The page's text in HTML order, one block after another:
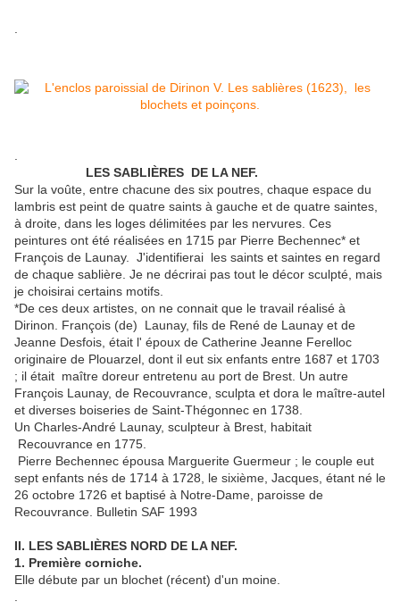
LES SABLIÈRES DE LA NEF.
Sur la voûte, entre chacune des six poutres, chaque espace du
lambris est peint de quatre saints à gauche et de quatre saintes,
à droite, dans les loges délimitées par les nervures. Ces
peintures ont été réalisées en 1715 par Pierre Bechennec* et
François de Launay. J'identifierai les saints et saintes en regard
de chaque sablière. Je ne décrirai pas tout le décor sculpté, mais
je choisirai certains motifs.
*De ces deux artistes, on ne connait que le travail réalisé à
Dirinon. François (de) Launay, fils de René de Launay et de
Jeanne Desfois, était l' époux de Catherine Jeanne Ferelloc
originaire de Plouarzel, dont il eut six enfants entre 1687 et 1703
; il était maître doreur entretenu au port de Brest. Un autre
François Launay, de Recouvrance, sculpta et dora le maître-autel
et diverses boiseries de Saint-Thégonnec en 1738.
Un Charles-André Launay, sculpteur à Brest, habitait
Recouvrance en 1775.
Pierre Bechennec épousa Marguerite Guermeur ; le couple eut
sept enfants nés de 1714 à 1728, le sixième, Jacques, étant né le
26 octobre 1726 et baptisé à Notre-Dame, paroisse de
Recouvrance. Bulletin SAF 1993
II. LES SABLIÈRES NORD DE LA NEF.
1. Première corniche.
Elle débute par un blochet (récent) d'un moine.